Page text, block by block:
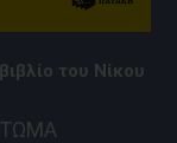
του Νίκου